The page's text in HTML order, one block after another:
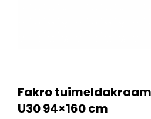
Fakro
U30 94×160 cm